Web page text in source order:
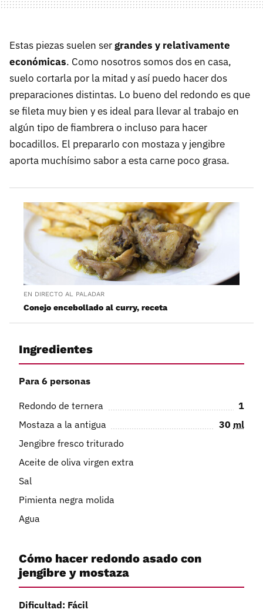
Estas piezas suelen sergrandes y relativamente
económicas. Como nosotros somos dos en casa,
suelo cortarla por la mitad y así puedo hacer dos
preparaciones distintas. Lo bueno del redondo es que
se fileta muy bien y es ideal para llevar al trabajo en
algún tipo de fiambrera o incluso para hacer
bocadillos. El prepararlo con mostaza y jengibre
aporta muchísimo sabor a esta carne poco grasa.
EN DIRECTO AL PALADAR
Conejo encebollado al curry, receta
Ingredientes
Para 6 personas
Redondo de ternera
1
Mostaza a la antigua
30 ml
Jengibre fresco triturado
Aceite de oliva virgen extra
Sal
Pimienta negra molida
Agua
Cómo hacer redondo asado con
jengibre y mostaza
Dificultad: Fácil